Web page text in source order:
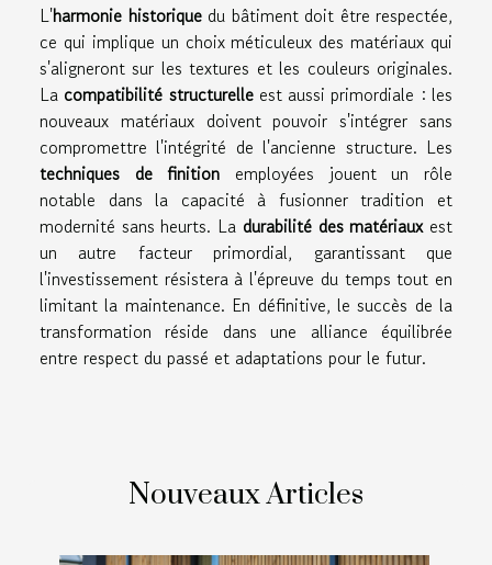
L'harmonie historiquedu bâtiment doit être respectée,
ce qui implique un choix méticuleux des matériaux qui
s'aligneront sur les textures et les couleurs originales.
La compatibilité structurelleest aussi primordiale : les
nouveaux matériaux doivent pouvoir s'intégrer sans
compromettre l'intégrité de l'ancienne structure. Les
techniques de finition employées jouent un rôle
notable dans la capacité à fusionner tradition et
modernité sans heurts. La durabilité des matériauxest
un autre facteur primordial, garantissant que
l'investissement résistera à l'épreuve du temps tout en
limitant la maintenance. En définitive, le succès de la
transformation réside dans une alliance équilibrée
entre respect du passé et adaptations pour le futur.
Nouveaux Articles